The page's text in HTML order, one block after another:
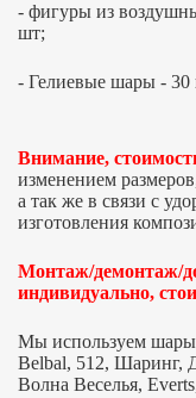
- фигуры из
шт;
- Гелиевые шары - 30
Внимание,
изменением
а так же в связи с
изготовления
Монтаж/демонтаж/
индивидуально,
Мы используем шары
Belbal, 512, Шаринг,
Волна Веселья, Everts